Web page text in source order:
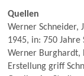
Quellen
Werner Schneider,
1945, in: 750 Jahre
Werner Burghardt,
Erstellung griff